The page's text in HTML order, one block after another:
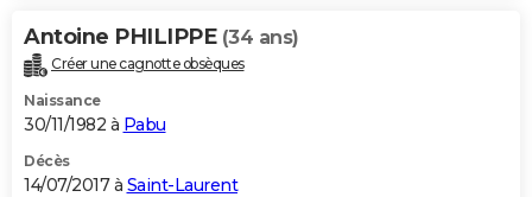
Antoine PHILIPPE (34 ans)
Créer une cagnotte obsèques
Naissance
30/11/1982 à Pabu
Décès
14/07/2017 à Saint-Laurent